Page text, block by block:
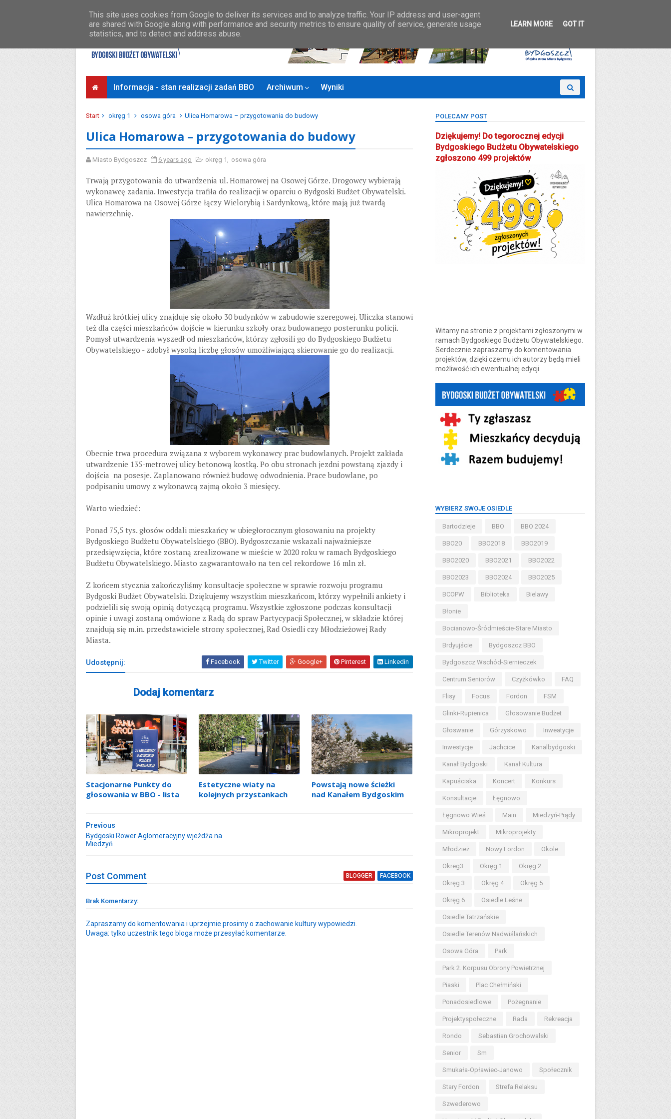
Informacja - stan realizacji zadań BBO Archiwum Wyniki
Start okręg 1 osowa góra Ulica Homarowa – przygotowania do budowy
Ulica Homarowa – przygotowania do budowy
Miasto Bydgoszcz 6 years ago okręg 1 , osowa góra
Trwają przygotowania do utwardzenia ul. Homarowej na Osowej Górze. Drogowcy wybierają
wykonawcę zadania. Inwestycja trafiła do realizacji w oparciu o Bydgoski Budżet Obywatelski.
Ulica Homarowa na Osowej Górze łączy Wielorybią i Sardynkową, które mają już twardą
nawierzchnię.
Wzdłuż krótkiej ulicy znajduje się około 30 budynków w zabudowie szeregowej. Uliczka stanowi
też dla części mieszkańców dojście w kierunku szkoły oraz budowanego posterunku policji.
Pomysł utwardzenia wyszedł od mieszkańców, którzy zgłosili go do Bydgoskiego Budżetu
Obywatelskiego - zdobył wysoką liczbę głosów umożliwiającą skierowanie go do realizacji.
Obecnie trwa procedura związana z wyborem wykonawcy prac budowlanych. Projekt zakłada
utwardzenie 135-metrowej ulicy betonową kostką. Po obu stronach jezdni powstaną zjazdy i
dojścia na posesje. Zaplanowano również budowę odwodnienia. Prace budowlane, po
podpisaniu umowy z wykonawcą zajmą około 3 miesięcy.
Warto wiedzieć:
Ponad 75,5 tys. głosów oddali mieszkańcy w ubiegłorocznym głosowaniu na projekty
Bydgoskiego Budżetu Obywatelskiego (BBO). Bydgoszczanie wskazali najważniejsze
przedsięwzięcia, które zostaną zrealizowane w mieście w 2020 roku w ramach Bydgoskiego
Budżetu Obywatelskiego. Miasto zagwarantowało na ten cel rekordowe 16 mln zł.
Z końcem stycznia zakończyliśmy konsultacje społeczne w sprawie rozwoju programu
Bydgoski Budżet Obywatelski. Dziękujemy wszystkim mieszkańcom, którzy wypełnili ankiety i
podzielili się swoją opinią dotyczącą programu. Wszystkie zgłoszone podczas konsultacji
opinie i uwagi zostaną omówione z Radą do spraw Partycypacji Społecznej, w składzie której
znajdują się m.in. przedstawiciele strony społecznej, Rad Osiedli czy Młodzieżowej Rady
Miasta.
Udostępnij: Facebook Twitter Google+ Pinterest Linkedin
Dodaj komentarz
Stacjonarne Punkty do
głosowania w BBO - lista
Estetyczne wiaty na
kolejnych przystankach
Powstają nowe ścieżki
nad Kanałem Bydgoskim
Previous
Bydgoski Rower Aglomeracyjny wjeżdża na
Miedzyń
Post Comment BLOGGER FACEBOOK
Brak Komentarzy:
Zapraszamy do komentowania i uprzejmie prosimy o zachowanie kultury wypowiedzi.
Uwaga: tylko uczestnik tego bloga może przesyłać komentarze.
POLECANY POST
Dziękujemy! Do tegorocznej edycji
Bydgoskiego Budżetu Obywatelskiego
zgłoszono 499 projektów
Witamy na stronie z projektami zgłoszonymi w
ramach Bydgoskiego Budżetu Obywatelskiego.
Serdecznie zapraszamy do komentowania
projektów, dzięki czemu ich autorzy będą mieli
możliwość ich ewentualnej edycji.
WYBIERZ SWOJE OSIEDLE
Bartodzieje BBO BBO 2024
BBO20 BBO2018 BBO2019
BBO2020 BBO2021 BBO2022
BBO2023 BBO2024 BBO2025
BCOPW Biblioteka Bielawy
Błonie
Bocianowo-Śródmieście-Stare Miasto
Brdyujście Bydgoszcz BBO
Bydgoszcz Wschód-Siernieczek
Centrum Seniorów Czyżkówko FAQ
Flisy Focus Fordon FSM
Glinki-Rupienica Głosowanie Budżet
Głoswanie Górzyskowo Inweatycje
Inwestycje Jachcice Kanalbydgoski
Kanał Bydgoski Kanał Kultura
Kapuściska Koncert Konkurs
Konsultacje Łęgnowo
Łęgnowo Wieś Main Miedzyń-Prądy
Mikroprojekt Mikroprojekty
Młodzież Nowy Fordon Okole
Okreg3 Okręg 1 Okręg 2
Okręg 3 Okręg 4 Okręg 5
Okręg 6 Osiedle Leśne
Osiedle Tatrzańskie
Osiedle Terenów Nadwiślańskich
Osowa Góra Park
Park 2. Korpusu Obrony Powietrznej
Piaski Plac Chełmiński
Ponadosiedlowe Pożegnanie
Projektyspołeczne Rada Rekreacja
Rondo Sebastian Grochowalski
Senior Sm
Smukała-Opławiec-Janowo Społecznik
Stary Fordon Strefa Relaksu
Szwederowo
This site uses cookies from Google to deliver its services and to analyze traffic. Your IP address and user-agent
are shared with Google along with performance and security metrics to ensure quality of service, generate usage
statistics, and to detect and address abuse.
LEARN MORE GOT IT